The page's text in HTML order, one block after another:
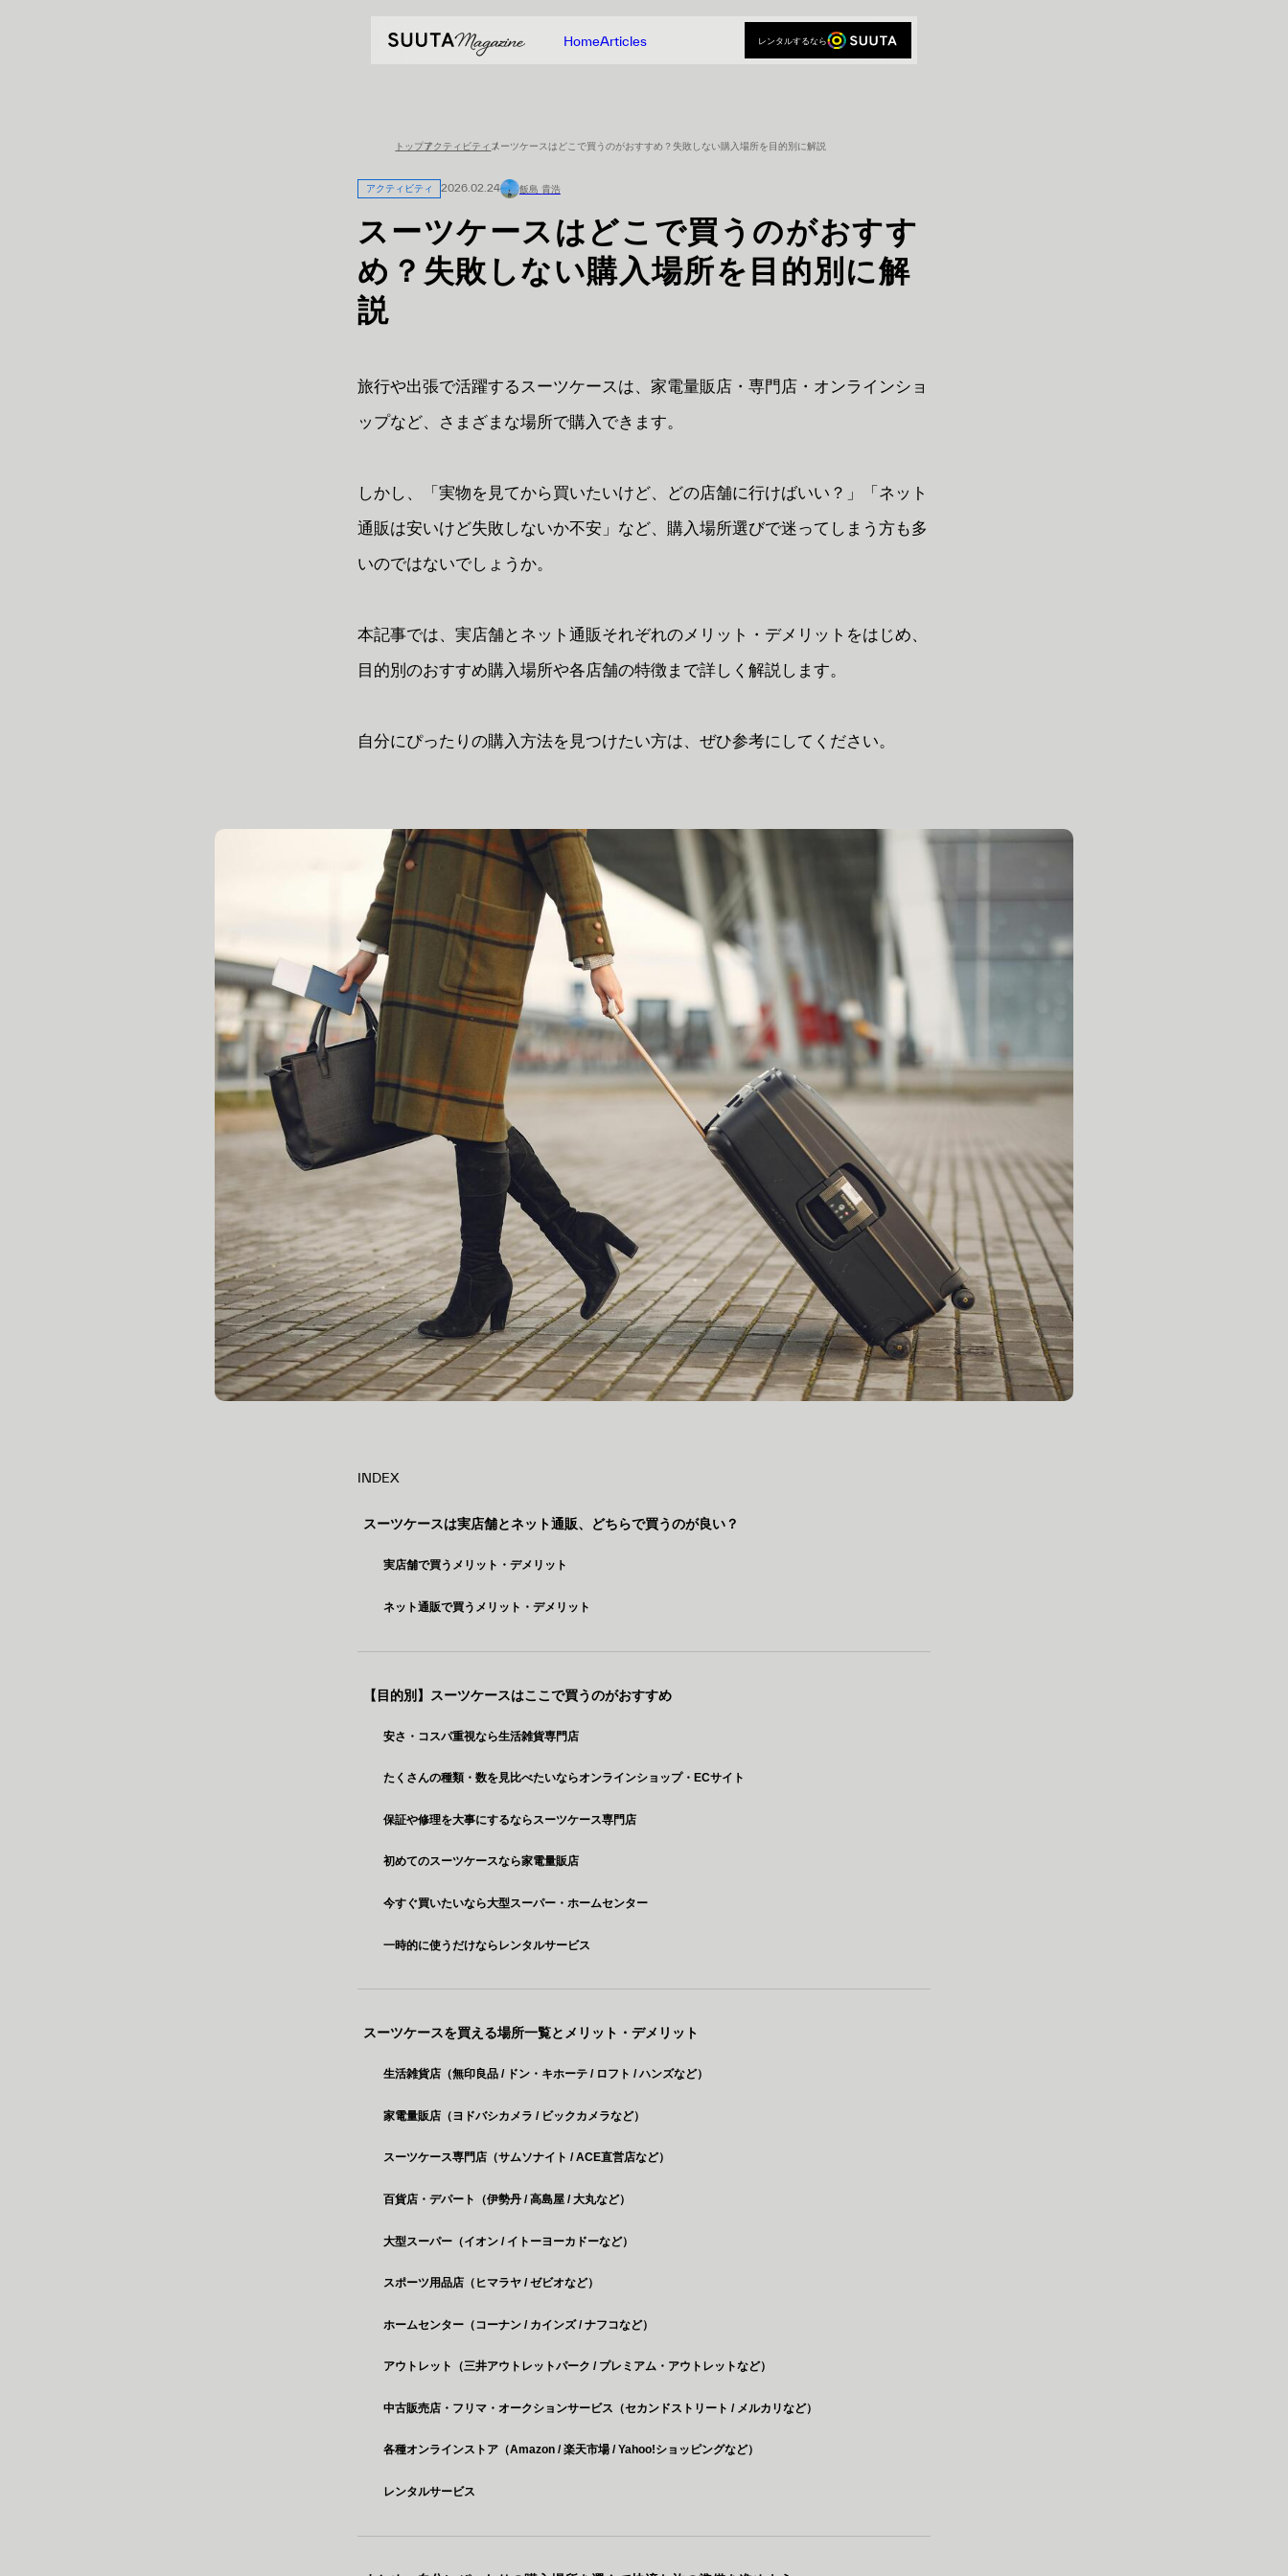
HomeArticles
レンタルするなら
トップアクティビティ スーツケースはどこで買うのがおすすめ？失敗しない購入場所を目的別に解説
アクティビティ 2026.02.24 飯島 貴浩
スーツケースはどこで買うのがおすす
め？失敗しない購入場所を目的別に解
説
旅行や出張で活躍するスーツケースは、家電量販店・専門店・オンラインショ
ップなど、さまざまな場所で購入できます。
しかし、「実物を見てから買いたいけど、どの店舗に行けばいい？」「ネット
通販は安いけど失敗しないか不安」など、購入場所選びで迷ってしまう方も多
いのではないでしょうか。
本記事では、実店舗とネット通販それぞれのメリット・デメリットをはじめ、
目的別のおすすめ購入場所や各店舗の特徴まで詳しく解説します。
自分にぴったりの購入方法を見つけたい方は、ぜひ参考にしてください。
INDEX
スーツケースは実店舗とネット通販、どちらで買うのが良い？
実店舗で買うメリット・デメリット
ネット通販で買うメリット・デメリット
【目的別】スーツケースはここで買うのがおすすめ
安さ・コスパ重視なら生活雑貨専門店
たくさんの種類・数を見比べたいならオンラインショップ・ECサイト
保証や修理を大事にするならスーツケース専門店
初めてのスーツケースなら家電量販店
今すぐ買いたいなら大型スーパー・ホームセンター
一時的に使うだけならレンタルサービス
スーツケースを買える場所一覧とメリット・デメリット
生活雑貨店（無印良品 / ドン・キホーテ / ロフト / ハンズなど）
家電量販店（ヨドバシカメラ / ビックカメラなど）
スーツケース専門店（サムソナイト / ACE直営店など）
百貨店・デパート（伊勢丹 / 高島屋 / 大丸など）
大型スーパー（イオン / イトーヨーカドーなど）
スポーツ用品店（ヒマラヤ / ゼビオなど）
ホームセンター（コーナン / カインズ / ナフコなど）
アウトレット（三井アウトレットパーク / プレミアム・アウトレットなど）
中古販売店・フリマ・オークションサービス（セカンドストリート / メルカリなど）
各種オンラインストア（Amazon / 楽天市場 / Yahoo!ショッピングなど）
レンタルサービス